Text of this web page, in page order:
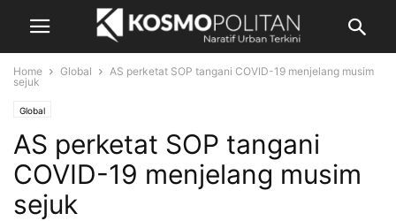
Home Global
AS perketat SOP tangani COVID-19 menjelang musim
sejuk
Global
AS perketat SOP tangani
COVID-19 menjelang musim
sejuk